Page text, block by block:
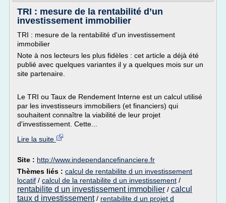
TRI : mesure de la rentabilité d’un
investissement immobilier
TRI : mesure de la rentabilité d'un investissement
immobilier
Note à nos lecteurs les plus fidèles : cet article a déjà été
publié avec quelques variantes il y a quelques mois sur un
site partenaire.
Le TRI ou Taux de Rendement Interne est un calcul utilisé
par les investisseurs immobiliers (et financiers) qui
souhaitent connaître la viabilité de leur projet
d'investissement. Cette...
Lire la suite
Site : http://www.independancefinanciere.fr
Thèmes liés : calcul de rentabilite d un investissement
locatif / calcul de la rentabilite d un investissement /
rentabilite d un investissement immobilier / calcul
taux d investissement/ rentabilite d un projet d